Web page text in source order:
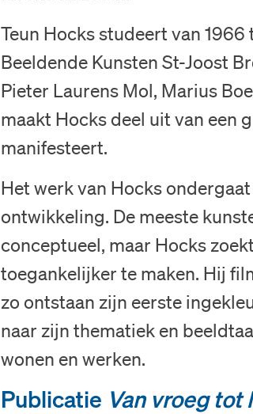
Teun Hocks studeert van
Beeldende Kunsten St-Joost
Pieter Laurens Mol, Marius
maakt Hocks deel uit van een
manifesteert.
Het werk van Hocks
ontwikkeling. De meeste
conceptueel, maar Hocks
toegankelijker te maken. Hij
zo ontstaan zijn eerste
naar zijn thematiek en
wonen en werken.
Publicatie Van vroeg tot